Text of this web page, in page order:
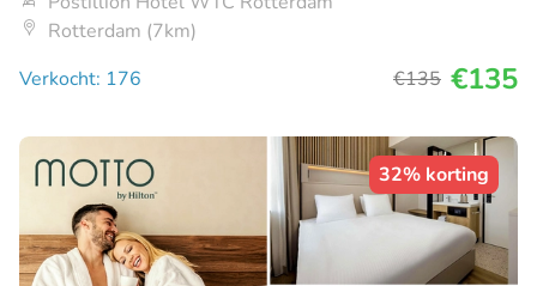
Rotterdam (7km)
Verkocht: 176
€135 €135
32% korting